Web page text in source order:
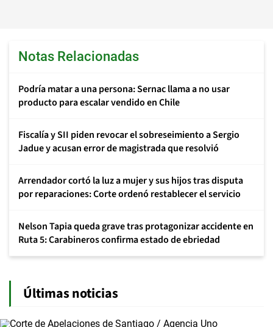
Notas Relacionadas
Podría matar a una persona: Sernac llama a no usar
producto para escalar vendido en Chile
Fiscalía y SII piden revocar el sobreseimiento a Sergio
Jadue y acusan error de magistrada que resolvió
Arrendador cortó la luz a mujer y sus hijos tras disputa
por reparaciones: Corte ordenó restablecer el servicio
Nelson Tapia queda grave tras protagonizar accidente en
Ruta 5: Carabineros confirma estado de ebriedad
Últimas noticias